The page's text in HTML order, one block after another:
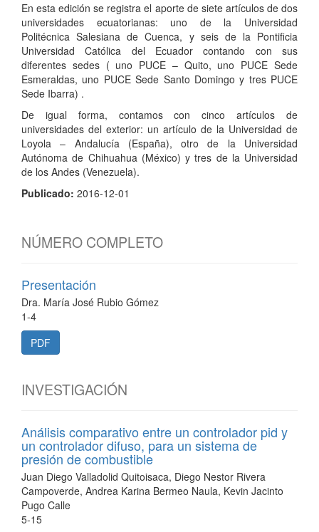
En esta edición se registra el aporte de siete artículos de dos
universidades ecuatorianas: uno de la Universidad
Politécnica Salesiana de Cuenca, y seis de la Pontificia
Universidad Católica del Ecuador contando con sus
diferentes sedes ( uno PUCE – Quito, uno PUCE Sede
Esmeraldas, uno PUCE Sede Santo Domingo y tres PUCE
Sede Ibarra) .
De igual forma, contamos con cinco artículos de
universidades del exterior: un artículo de la Univer­sidad de
Loyola – Andalucía (España), otro de la Universidad
Autónoma de Chihuahua (México) y tres de la Universidad
de los Andes (Venezuela).
Publicado: 2016-12-01
NÚMERO COMPLETO
Presentación
Dra. María José Rubio Gómez
1-4
PDF
INVESTIGACIÓN
Análisis comparativo entre un controlador pid y
un controlador difuso, para un sistema de
presión de combustible
Juan Diego Valladolid Quitoisaca, Diego Nestor Rivera
Campoverde, Andrea Karina Bermeo Naula, Kevin Jacinto
Pugo Calle
5-15